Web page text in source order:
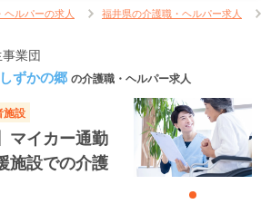
ヘルパーの求人 福井県の介護職・ヘルパー求人
業団
ずかの郷 の介護職・ヘルパー求人
施設
マイカー通勤
施設での介護